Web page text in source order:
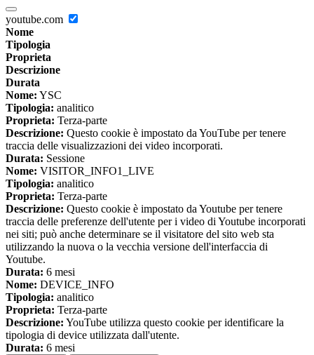
youtube.com
Nome
Tipologia
Proprieta
Descrizione
Durata
Nome: YSC
Tipologia: analitico
Proprieta: Terza-parte
Descrizione: Questo cookie è impostato da YouTube per tenere
traccia delle visualizzazioni dei video incorporati.
Durata: Sessione
Nome: VISITOR_INFO1_LIVE
Tipologia: analitico
Proprieta: Terza-parte
Descrizione: Questo cookie è impostato da Youtube per tenere
traccia delle preferenze dell'utente per i video di Youtube incorporati
nei siti; può anche determinare se il visitatore del sito web sta
utilizzando la nuova o la vecchia versione dell'interfaccia di
Youtube.
Durata: 6 mesi
Nome: DEVICE_INFO
Tipologia: analitico
Proprieta: Terza-parte
Descrizione: YouTube utilizza questo cookie per identificare la
tipologia di device utilizzata dall'utente.
Durata: 6 mesi